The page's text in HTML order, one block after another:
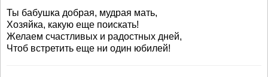
Ты бабушка добрая, мудрая мать,
Хозяйка, какую еще поискать!
Желаем счастливых и радостных дней,
Чтоб встретить еще ни один юбилей!